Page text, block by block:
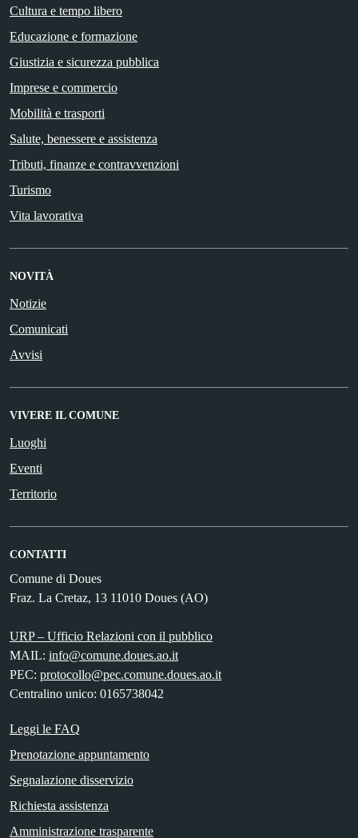
Cultura e tempo libero
Educazione e formazione
Giustizia e sicurezza pubblica
Imprese e commercio
Mobilità e trasporti
Salute, benessere e assistenza
Tributi, finanze e contravvenzioni
Turismo
Vita lavorativa
NOVITÀ
Notizie
Comunicati
Avvisi
VIVERE IL COMUNE
Luoghi
Eventi
Territorio
CONTATTI
Comune di Doues
Fraz. La Cretaz, 13 11010 Doues (AO)
URP – Ufficio Relazioni con il pubblico
MAIL: info@comune.doues.ao.it
PEC: protocollo@pec.comune.doues.ao.it
Centralino unico: 0165738042
Leggi le FAQ
Prenotazione appuntamento
Segnalazione disservizio
Richiesta assistenza
Amministrazione trasparente